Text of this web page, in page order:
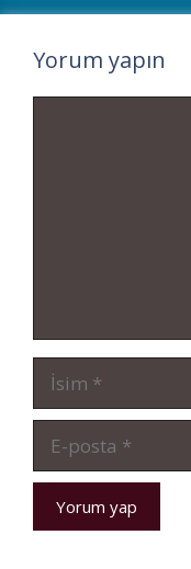
Yorum yapın
İsim
posta